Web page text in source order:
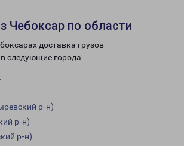
Чебоксар по области
доставка грузов
следующие города:
р-н)
р-н)
р-н)